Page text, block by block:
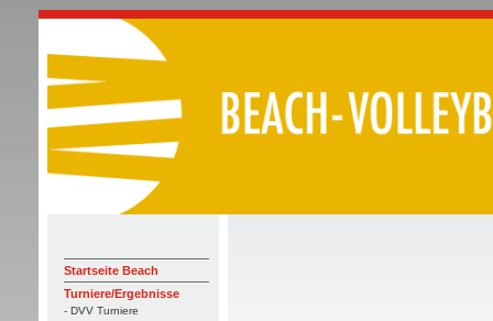
Startseite Beach
Turniere/Ergebnisse
- DVV Turniere